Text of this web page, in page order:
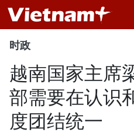
时政
越南国家主席
部需要在认识
度团结统一